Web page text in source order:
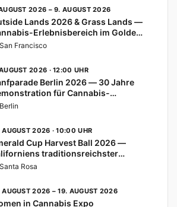
2026 – 9. AUGUST 2026
Lands 2026 & Grass Lands —
Erlebnisbereich im Golden
Park
Francisco
2026 · 12:00 UHR
Berlin 2026 — 30 Jahre
für Cannabis-
AUGUST 2026 · 10:00 UHR
Cup Harvest Ball 2026 —
traditionsreichster
Cup
Rosa
AUGUST 2026 – 19. AUGUST 2026
in Cannabis Expo